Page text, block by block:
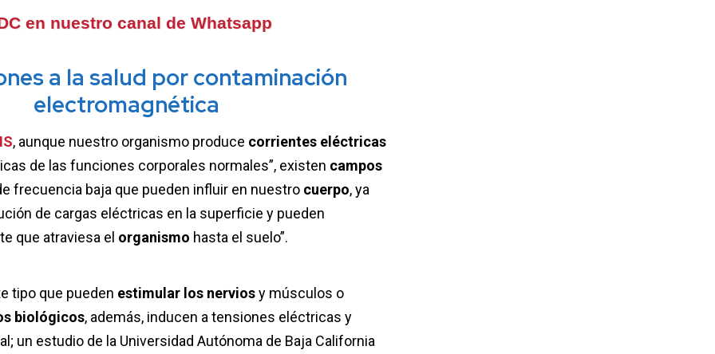
en nuestro canal de Whatsapp
a la salud por contaminación
electromagnética
, aunque nuestro organismo produce corrientes eléctricas
de las funciones corporales normales”, existen campos
frecuencia baja que pueden influir en nuestro cuerpo, ya
de cargas eléctricas en la superficie y pueden
que atraviesa el organismo hasta el suelo”.
tipo que pueden estimular los nerviosy músculos o
biológicos, además, inducen a tensiones eléctricas y
un estudio de la Universidad Autónoma de Baja California